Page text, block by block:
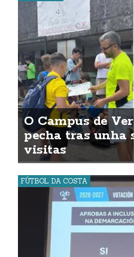
O Campus de
pecha tras unha
visitas
FÚTBOL DA COSTA